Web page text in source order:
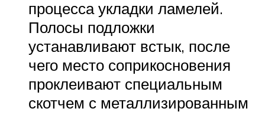
процесса укладки ламелей.
Полосы подложки
устанавливают встык, после
чего место соприкосновения
проклеивают специальным
скотчем с металлизированным